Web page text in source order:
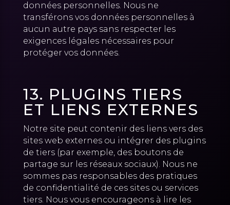
données personnelles. Nous ne
transférons vos données personnelles à
aucun autre pays sans respecter les
exigences légales nécessaires pour
protéger vos données.
13. PLUGINS TIERS
ET LIENS EXTERNES
Notre site peut contenir des liens vers des
sites web externes ou intégrer des plugins
de tiers (par exemple, des boutons de
partage sur les réseaux sociaux). Nous ne
sommes pas responsables des pratiques
de confidentialité de ces sites ou services
tiers. Nous vous encourageons à lire les